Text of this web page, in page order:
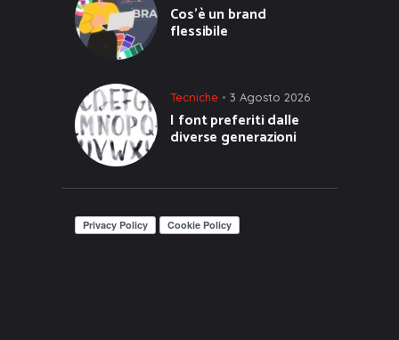
Cos’è un brand
flessibile
Tecniche 3 Agosto 2026
I font preferiti dalle
diverse generazioni